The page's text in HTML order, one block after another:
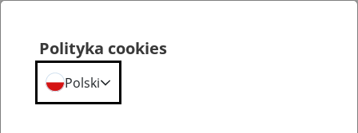
Polityka cookies
Polski